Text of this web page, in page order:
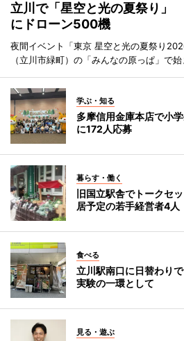
立川で「星空と光の夏祭り」
にドローン500機
夜間イベント「東京 星空と光の夏祭り
（立川市緑町）の「みんなの原っぱ」で始
学ぶ・知る
多摩信用金庫本店で小
に172人応募
暮らす・働く
旧国立駅舎でトークセ
居予定の若手経営者4人
食べる
立川駅南口に日替わり
実験の一環として
見る・遊ぶ